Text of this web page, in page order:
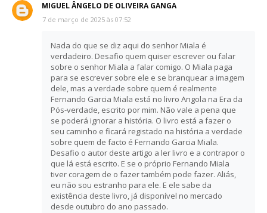
MIGUEL ÂNGELO DE OLIVEIRA GANGA
7 de março de 2025 às 07:52
Nada do que se diz aqui do senhor Miala é
verdadeiro. Desafio quem quiser escrever ou falar
sobre o senhor Miala a falar comigo. O Miala paga
para se escrever sobre ele e se branquear a imagem
dele, mas a verdade sobre quem é realmente
Fernando Garcia Miala está no livro Angola na Era da
Pós-verdade, escrito por mim. Não vale a pena que
se poderá ignorar a história. O livro está a fazer o
seu caminho e ficará registado na história a verdade
sobre quem de facto é Fernando Garcia Miala.
Desafio o autor deste artigo a ler livro e a contrapor o
que lá está escrito. E se o próprio Fernando Miala
tiver coragem de o fazer também pode fazer. Aliás,
eu não sou estranho para ele. E ele sabe da
existência deste livro, já disponível no mercado
desde outubro do ano passado.